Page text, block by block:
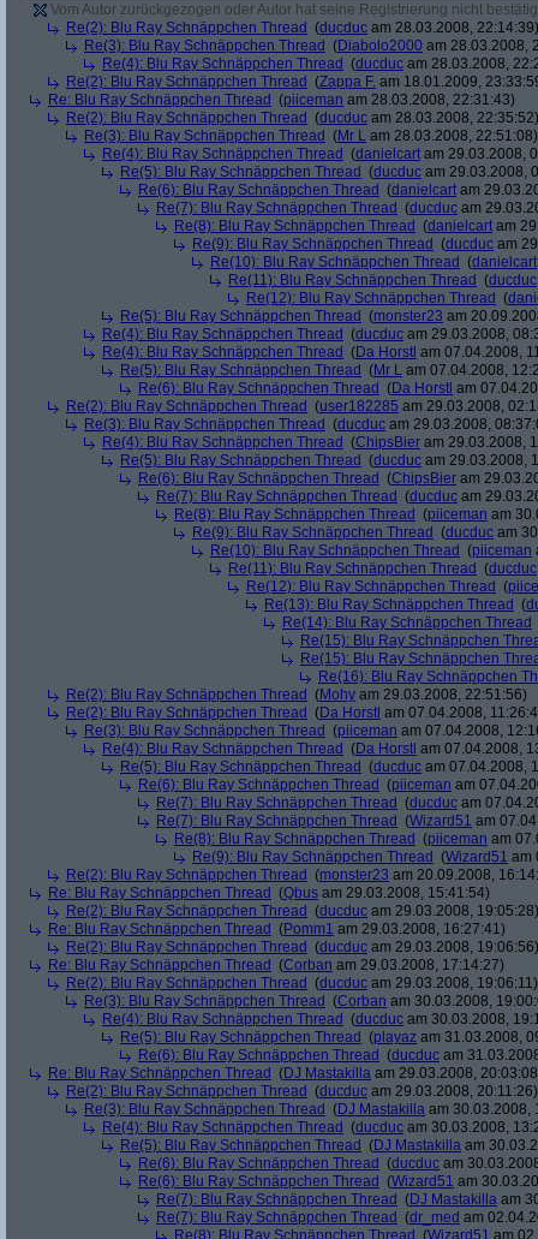
Vom Autor zurückgezogen oder Autor hat seine Registrierung nicht
Re(2): Blu Ray Schnäppchen Thread (ducduc am 28.03.2008, 22:14:39)
Re(3): Blu Ray Schnäppchen Thread (Diabolo2000 am 28.03.2008,
Re(4): Blu Ray Schnäppchen Thread (ducduc am 28.03.2008,
Re(2): Blu Ray Schnäppchen Thread (Zappa F. am 18.01.2009,
Re: Blu Ray Schnäppchen Thread (piiceman am 28.03.2008, 22:31:43)
Re(2): Blu Ray Schnäppchen Thread (ducduc am 28.03.2008, 22:35:52)
Re(3): Blu Ray Schnäppchen Thread (Mr L am 28.03.2008, 22:51:08)
Re(4): Blu Ray Schnäppchen Thread (danielcart am 29.03.2008,
Re(5): Blu Ray Schnäppchen Thread (ducduc am 29.03.2008,
Re(6): Blu Ray Schnäppchen Thread (danielcart am
Re(7): Blu Ray Schnäppchen Thread (ducduc am
Re(8): Blu Ray Schnäppchen Thread (danielcart am
Re(9): Blu Ray Schnäppchen Thread (ducduc am
Re(10): Blu Ray Schnäppchen Thread (danielcart
Re(11): Blu Ray Schnäppchen Thread (ducduc
Re(12): Blu Ray Schnäppchen Thread (
Re(5): Blu Ray Schnäppchen Thread (monster23 am
Re(4): Blu Ray Schnäppchen Thread (ducduc am 29.03.2008,
Re(4): Blu Ray Schnäppchen Thread (Da Horstl am 07.04.2008,
Re(5): Blu Ray Schnäppchen Thread (Mr L am 07.04.2008,
Re(6): Blu Ray Schnäppchen Thread (Da Horstl am
Re(2): Blu Ray Schnäppchen Thread (user182285 am 29.03.2008,
Re(3): Blu Ray Schnäppchen Thread (ducduc am 29.03.2008,
Re(4): Blu Ray Schnäppchen Thread (ChipsBier am 29.03.2008,
Re(5): Blu Ray Schnäppchen Thread (ducduc am 29.03.2008,
Re(6): Blu Ray Schnäppchen Thread (ChipsBier am
Re(7): Blu Ray Schnäppchen Thread (ducduc am
Re(8): Blu Ray Schnäppchen Thread (piiceman am
Re(9): Blu Ray Schnäppchen Thread (ducduc am
Re(10): Blu Ray Schnäppchen Thread (piiceman
Re(11): Blu Ray Schnäppchen Thread (ducduc
Re(12): Blu Ray Schnäppchen Thread (
Re(13): Blu Ray Schnäppchen Thread (
Re(14): Blu Ray Schnäppchen Thread
Re(15): Blu Ray Schnäppchen
Re(15): Blu Ray Schnäppchen
Re(16): Blu Ray Schnäppchen
Re(2): Blu Ray Schnäppchen Thread (Mohy am 29.03.2008, 22:51:56)
Re(2): Blu Ray Schnäppchen Thread (Da Horstl am 07.04.2008,
Re(3): Blu Ray Schnäppchen Thread (piiceman am 07.04.2008,
Re(4): Blu Ray Schnäppchen Thread (Da Horstl am 07.04.2008,
Re(5): Blu Ray Schnäppchen Thread (ducduc am 07.04.2008,
Re(6): Blu Ray Schnäppchen Thread (piiceman am
Re(7): Blu Ray Schnäppchen Thread (ducduc am
Re(7): Blu Ray Schnäppchen Thread (Wizard51 am
Re(8): Blu Ray Schnäppchen Thread (piiceman am
Re(9): Blu Ray Schnäppchen Thread (Wizard51 am
Re(2): Blu Ray Schnäppchen Thread (monster23 am 20.09.2008,
Re: Blu Ray Schnäppchen Thread (Qbus am 29.03.2008, 15:41:54)
Re(2): Blu Ray Schnäppchen Thread (ducduc am 29.03.2008, 19:05:28)
Re: Blu Ray Schnäppchen Thread (Pomm1 am 29.03.2008, 16:27:41)
Re(2): Blu Ray Schnäppchen Thread (ducduc am 29.03.2008, 19:06:56)
Re: Blu Ray Schnäppchen Thread (Corban am 29.03.2008, 17:14:27)
Re(2): Blu Ray Schnäppchen Thread (ducduc am 29.03.2008, 19:06:11)
Re(3): Blu Ray Schnäppchen Thread (Corban am 30.03.2008,
Re(4): Blu Ray Schnäppchen Thread (ducduc am 30.03.2008,
Re(5): Blu Ray Schnäppchen Thread (playaz am 31.03.2008,
Re(6): Blu Ray Schnäppchen Thread (ducduc am
Re: Blu Ray Schnäppchen Thread (DJ Mastakilla am 29.03.2008,
Re(2): Blu Ray Schnäppchen Thread (ducduc am 29.03.2008, 20:11:26)
Re(3): Blu Ray Schnäppchen Thread (DJ Mastakilla am 30.03.2008,
Re(4): Blu Ray Schnäppchen Thread (ducduc am 30.03.2008,
Re(5): Blu Ray Schnäppchen Thread (DJ Mastakilla am
Re(6): Blu Ray Schnäppchen Thread (ducduc am
Re(6): Blu Ray Schnäppchen Thread (Wizard51 am
Re(7): Blu Ray Schnäppchen Thread (DJ Mastakilla am
Re(7): Blu Ray Schnäppchen Thread (dr_med am
Re(8): Blu Ray Schnäppchen Thread (Wizard51 am